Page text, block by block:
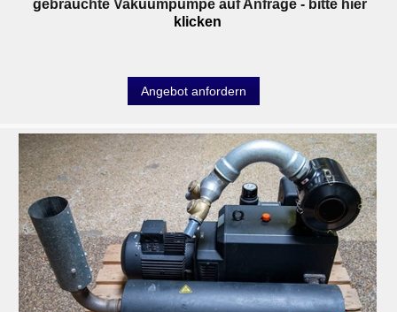
gebrauchte Vakuumpumpe auf Anfrage- bitte hier
klicken
Angebot anfordern